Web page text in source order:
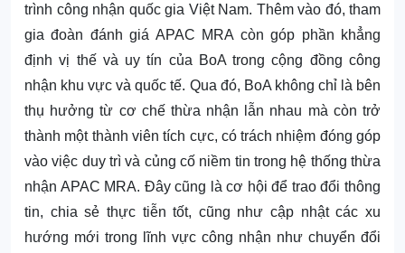
trình công nhận quốc gia Việt Nam. Thêm vào đó, tham
gia đoàn đánh giá APAC MRA còn góp phần khẳng
định vị thế và uy tín của BoA trong cộng đồng công
nhận khu vực và quốc tế. Qua đó, BoA không chỉ là bên
thụ hưởng từ cơ chế thừa nhận lẫn nhau mà còn trở
thành một thành viên tích cực, có trách nhiệm đóng góp
vào việc duy trì và củng cố niềm tin trong hệ thống thừa
nhận APAC MRA. Đây cũng là cơ hội để trao đổi thông
tin, chia sẻ thực tiễn tốt, cũng như cập nhật các xu
hướng mới trong lĩnh vực công nhận như chuyển đổi